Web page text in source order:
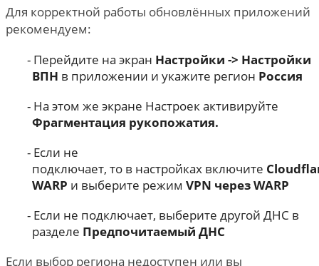
Для корректной работы обновлённых приложений
рекомендуем:
Перейдите на экран Настройки -> Настройки
ВПН в приложении и укажите регион Россия
На этом же экране Настроек активируйте
Фрагментация рукопожатия.
Если не
подключает, то в настройках включите
WARP и выберите режим VPN через WARP
Если не подключает, выберите другой ДНС в
разделе Предпочитаемый ДНС
Если выбор региона недоступен или вы